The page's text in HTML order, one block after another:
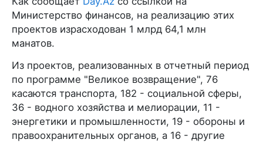
Министерство финансов, на реализацию этих
проектов израсходован 1 млрд 64,1 млн
манатов.
Из проектов, реализованных в отчетный период
по программе "Великое возвращение", 76
касаются транспорта, 182 - социальной сферы,
36 - водного хозяйства и мелиорации, 11 -
энергетики и промышленности, 19 - обороны и
правоохранительных органов, а 16 - другие